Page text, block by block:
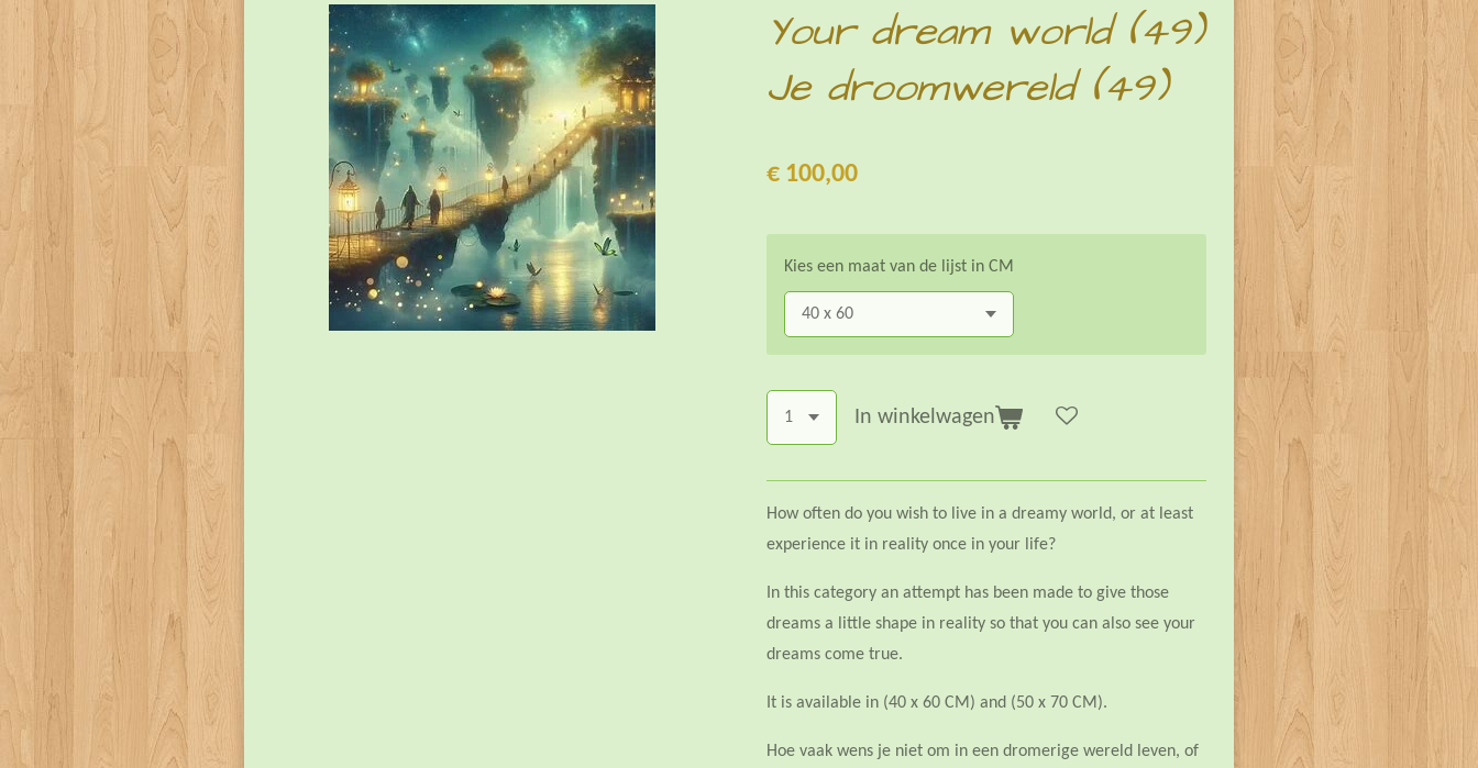
Your dream world (49)
Je droomwereld (49)
€ 100,00
Kies een maat van de lijst in CM
In winkelwagen
How often do you wish to live in a dreamy world, or at least
experience it in reality once in your life?
In this category an attempt has been made to give those
dreams a little shape in reality so that you can also see your
dreams come true.
It is available in (40 x 60 CM) and (50 x 70 CM).
Hoe vaak wens je niet om in een dromerige wereld leven, of